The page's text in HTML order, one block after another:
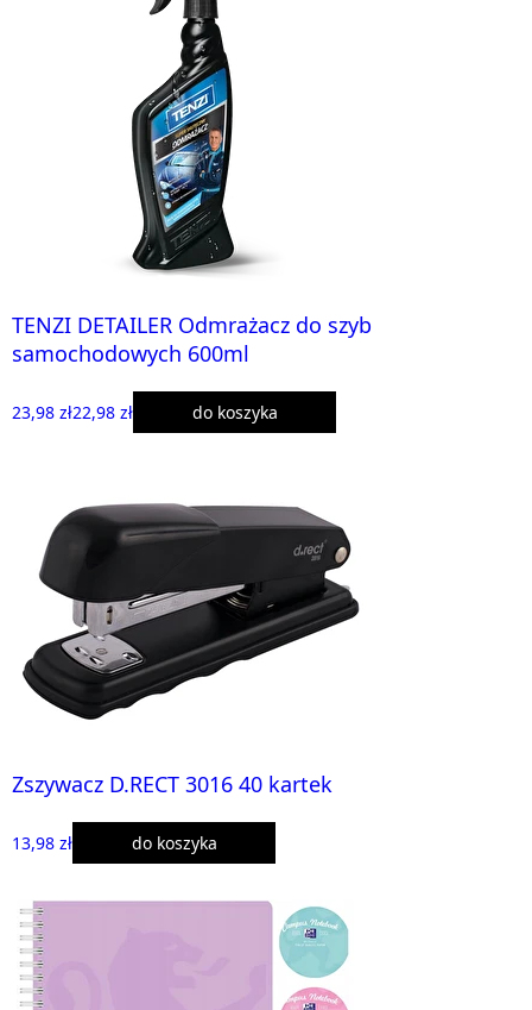
TENZI DETAILER Odmrażacz do szyb
samochodowych 600ml
23,98 zł22,98 zł do koszyka
Zszywacz D.RECT 3016 40 kartek
13,98 zł do koszyka